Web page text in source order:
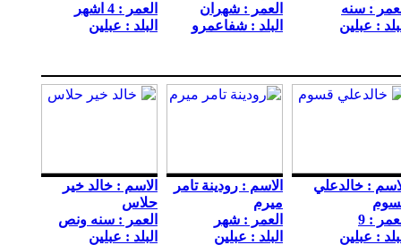
: سنه
: عبلين
العمر : شهران
البلد : شفاعمرو
العمر : 4 اشهر
البلد : عبلين
: خالدعلي
: 9
: عبلين
الاسم : رودينة تامر
ميرم
العمر : شهر
البلد : عبلين
الاسم : خالد خير
حلاس
العمر : سنه ونص
البلد : عبلين